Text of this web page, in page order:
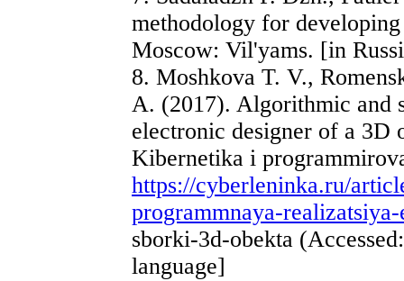
methodology for
Moscow: Vil'yams. [in
8. Moshkova T. V.,
A. (2017). Algorithmic and
electronic designer of a 3D
Kibernetika i
https://cyberleninka.ru/
programmnaya-
sborki-3d-obekta
language]